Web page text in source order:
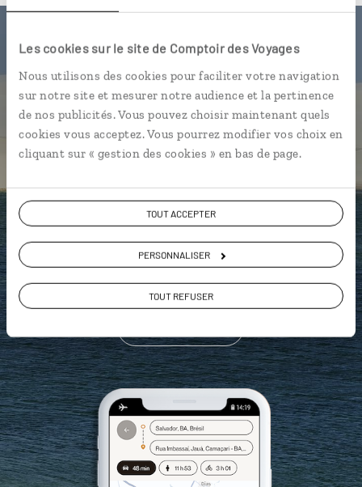
Les cookies sur le site de Comptoir des Voyages
Nous utilisons des cookies pour faciliter votre navigation
sur notre site et mesurer notre audience et la pertinence
de nos publicités. Vous pouvez choisir maintenant quels
cookies vous acceptez. Vous pourrez modifier vos choix en
cliquant sur « gestion des cookies » en bas de page.
TOUT ACCEPTER
PERSONNALISER
TOUT REFUSER
Luciole,
l'appli qui vous guide au Brésil
L’itinéraire vers votre pousada
churrascarias
Les plus belles plages géolocalisées
L'album souvenirs à composer
vous-même